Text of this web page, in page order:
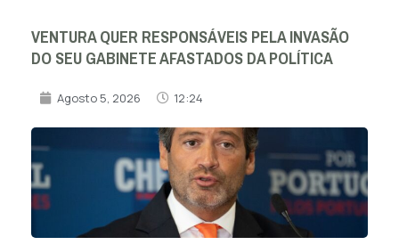
VENTURA QUER RESPONSÁVEIS PELA INVASÃO
DO SEU GABINETE AFASTADOS DA POLÍTICA
Agosto 5, 2026 12:24